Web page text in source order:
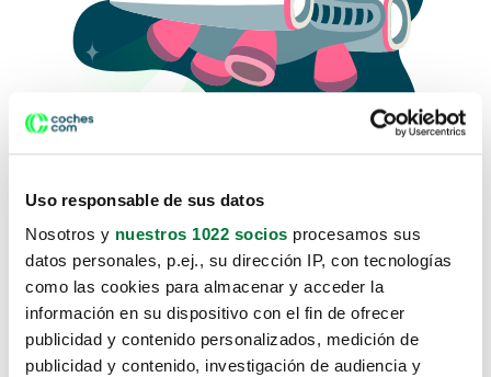
Uso responsable de sus datos
Nosotros y nuestros 1022 socios procesamos sus
datos personales, p.ej., su dirección IP, con tecnologías
como las cookies para almacenar y acceder la
información en su dispositivo con el fin de ofrecer
publicidad y contenido personalizados, medición de
publicidad y contenido, investigación de audiencia y
Lo sentimos, no sabemos como
te hemos traido hasta aquí.